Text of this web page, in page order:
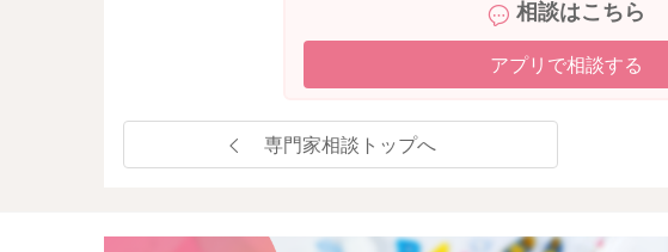
相談はこちら
アプリで相談する
専門家相談トップへ